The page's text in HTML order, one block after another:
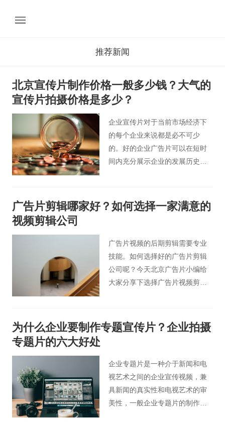
推荐新闻
北京宣传片制作价格一般多少钱？大气的
宣传片拍摄价格是多少？
企业宣传片对于当前市场经济下
的每个企业来说都是必不可少
的。好的企业广告片可以在短时
间内充分展示企业的发展历史、
达到传播和营销的目的。
广告片剪辑哪家好？如何选择一家满意的
视频剪辑公司
广告片视频的后期剪辑需要专业
技能。如何选择好的广告片剪辑
公司呢？今天北京广告片小编给
大家分享下选择广告片视频剪辑
为什么企业要制作专题宣传片？企业拍摄
专题片的六大好处
企业专题片是一种介于新闻和电
视艺术之间的企业宣传视频，兼
具新闻的真实性和电视艺术的审
美性，一般企业专题片的制作时